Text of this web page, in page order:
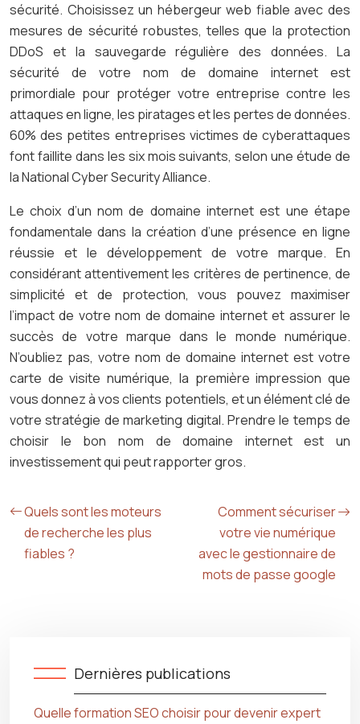
sécurité. Choisissez un hébergeur web fiable avec des
mesures de sécurité robustes, telles que la protection
DDoS et la sauvegarde régulière des données. La
sécurité de votre nom de domaine internet est
primordiale pour protéger votre entreprise contre les
attaques en ligne, les piratages et les pertes de données.
60% des petites entreprises victimes de cyberattaques
font faillite dans les six mois suivants, selon une étude de
la National Cyber Security Alliance.
Le choix d’un nom de domaine internet est une étape
fondamentale dans la création d’une présence en ligne
réussie et le développement de votre marque. En
considérant attentivement les critères de pertinence, de
simplicité et de protection, vous pouvez maximiser
l’impact de votre nom de domaine internet et assurer le
succès de votre marque dans le monde numérique.
N’oubliez pas, votre nom de domaine internet est votre
carte de visite numérique, la première impression que
vous donnez à vos clients potentiels, et un élément clé de
votre stratégie de marketing digital. Prendre le temps de
choisir le bon nom de domaine internet est un
investissement qui peut rapporter gros.
Quels sont les moteurs
de recherche les plus
fiables ?
Comment sécuriser
votre vie numérique
avec le gestionnaire de
mots de passe google
Dernières publications
Quelle formation SEO choisir pour devenir expert